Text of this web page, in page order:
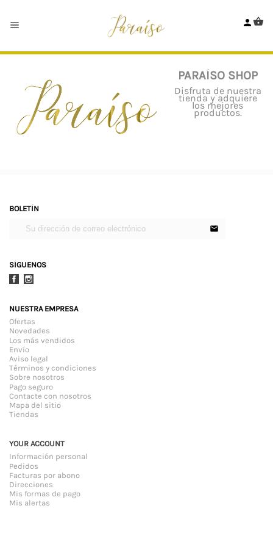
 

PARAÍSO SHOP
Disfruta de nuestra
tienda y adquiere
los mejores
productos.
BOLETÍN
SÍGUENOS
Facebook
NUESTRA EMPRESA
Ofertas
Novedades
Los más vendidos
Envío
Aviso legal
Términos y condiciones
Sobre nosotros
Pago seguro
Contacte con nosotros
Mapa del sitio
Tiendas
YOUR ACCOUNT
Información personal
Pedidos
Facturas por abono
Direcciones
Mis formas de pago
Mis alertas